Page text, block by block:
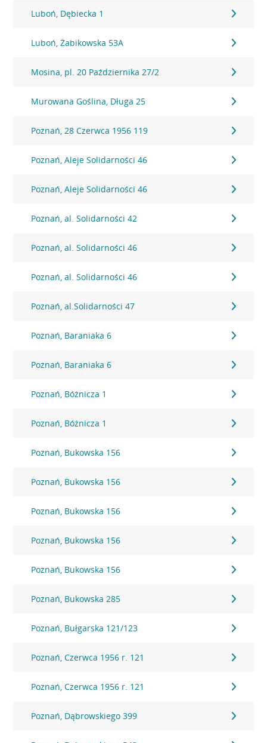
Luboń, Dębiecka 1
Luboń, Żabikowska 53A
Mosina, pl. 20 Października 27/2
Murowana Goślina, Długa 25
Poznań, 28 Czerwca 1956 119
Poznań, Aleje Solidarności 46
Poznań, Aleje Solidarności 46
Poznań, al. Solidarności 42
Poznań, al. Solidarności 46
Poznań, al. Solidarności 46
Poznań, al.Solidarności 47
Poznań, Baraniaka 6
Poznań, Baraniaka 6
Poznań, Bóżnicza 1
Poznań, Bóżnicza 1
Poznań, Bukowska 156
Poznań, Bukowska 156
Poznań, Bukowska 156
Poznań, Bukowska 156
Poznań, Bukowska 156
Poznań, Bukowska 285
Poznań, Bułgarska 121/123
Poznań, Czerwca 1956 r. 121
Poznań, Czerwca 1956 r. 121
Poznań, Dąbrowskiego 399